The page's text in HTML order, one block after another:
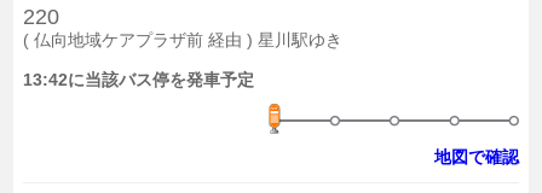
220
( 仏向地域ケアプラザ前 経由 ) 星川駅ゆき
13:42に当該バス停を発車予定
地図で確認